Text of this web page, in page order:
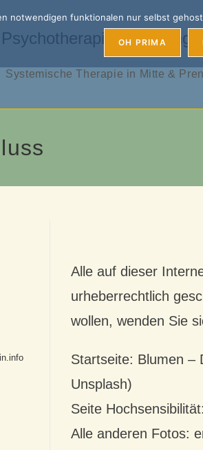
Coaching
Systemische Therapie in Mitte &
Alle auf dieser
urheberrechtlich
wollen, wenden Sie
Startseite: Blumen –
Unsplash)
Seite
Alle anderen Fotos:
notwendigen funktionalen nur selbst
OH PRIMA